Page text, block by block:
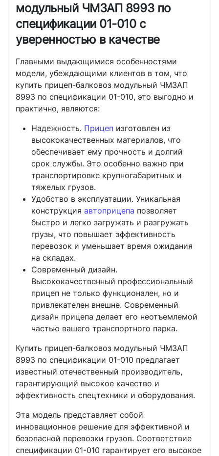
модульный ЧМЗАП 8993 по
спецификации 01-010 с
уверенностью в качестве
Главными выдающимися особенностями
модели, убеждающими клиентов в том, что
купить прицеп-балковоз модульный ЧМЗАП
8993 по спецификации 01-010, это выгодно и
практично, являются:
Надежность. Прицеп изготовлен из
высококачественных материалов, что
обеспечивает ему прочность и долгий
срок службы. Это особенно важно при
транспортировке крупногабаритных и
тяжелых грузов.
Удобство в эксплуатации. Уникальная
конструкцияавтоприцепа позволяет
быстро и легко загружать и разгружать
грузы, что повышает эффективность
перевозок и уменьшает время ожидания
на складах.
Современный дизайн.
Высококачественный профессиональный
прицеп не только функционален, но и
привлекателен внешне. Современный
дизайн прицепа делает его неотъемлемой
частью вашего транспортного парка.
Купить прицеп-балковоз модульный ЧМЗАП
8993 по спецификации 01-010 предлагает
известный отечественный производитель,
гарантирующий высокое качество и
эффективность спецтехники и оборудования.
Эта модель представляет собой
инновационное решение для эффективной и
безопасной перевозки грузов. Соответствие
спецификации 01-010 гарантирует его высокое